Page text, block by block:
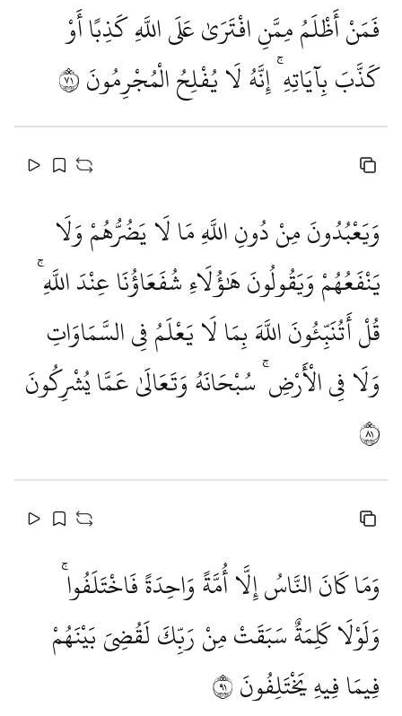
فَمَنْ أَظْلَمُ مِمَّنِ افْتَرَىٰ عَلَى اللَّهِ كَذِبًا أَوْ
كَذَّبَ بِآيَاتِهِ ۚ إِنَّهُ لَا يُفْلِحُ الْمُجْرِمُونَ١٧
وَيَعْبُدُونَ مِنْ دُونِ اللَّهِ مَا لَا يَضُرُّهُمْ وَلَا
يَنْفَعُهُمْ وَيَقُولُونَ هَٰؤُلَاءِ شُفَعَاؤُنَا عِنْدَ اللَّهِ ۚ
قُلْ أَتُنَبِّئُونَ اللَّهَ بِمَا لَا يَعْلَمُ فِي السَّمَاوَاتِ
وَلَا فِي الْأَرْضِ ۚ سُبْحَانَهُ وَتَعَالَىٰ عَمَّا يُشْرِكُونَ
١٨
وَمَا كَانَ النَّاسُ إِلَّا أُمَّةً وَاحِدَةً فَاخْتَلَفُوا ۚ
وَلَوْلَا كَلِمَةٌ سَبَقَتْ مِنْ رَبِّكَ لَقُضِيَ بَيْنَهُمْ
فِيمَا فِيهِ يَخْتَلِفُونَ١٩